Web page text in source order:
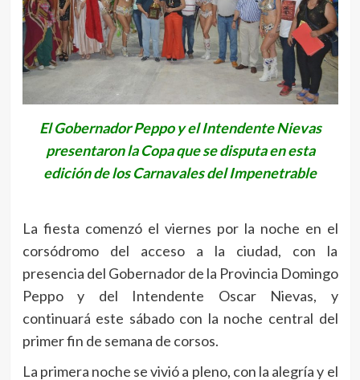
El Gobernador Peppo y el Intendente Nievas
presentaron la Copa que se disputa en esta
edición de los Carnavales del Impenetrable
La fiesta comenzó el viernes por la noche en el
corsódromo del acceso a la ciudad, con la
presencia del Gobernador de la Provincia Domingo
Peppo y del Intendente Oscar Nievas, y
continuará este sábado con la noche central del
primer fin de semana de corsos.
La primera noche se vivió a pleno, con la alegría y el